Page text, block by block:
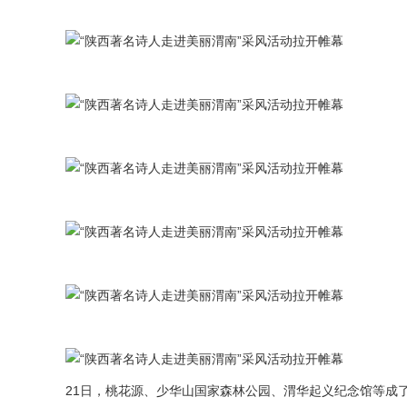
21日，桃花源、少华山国家森林公园、渭华起义纪念馆等成